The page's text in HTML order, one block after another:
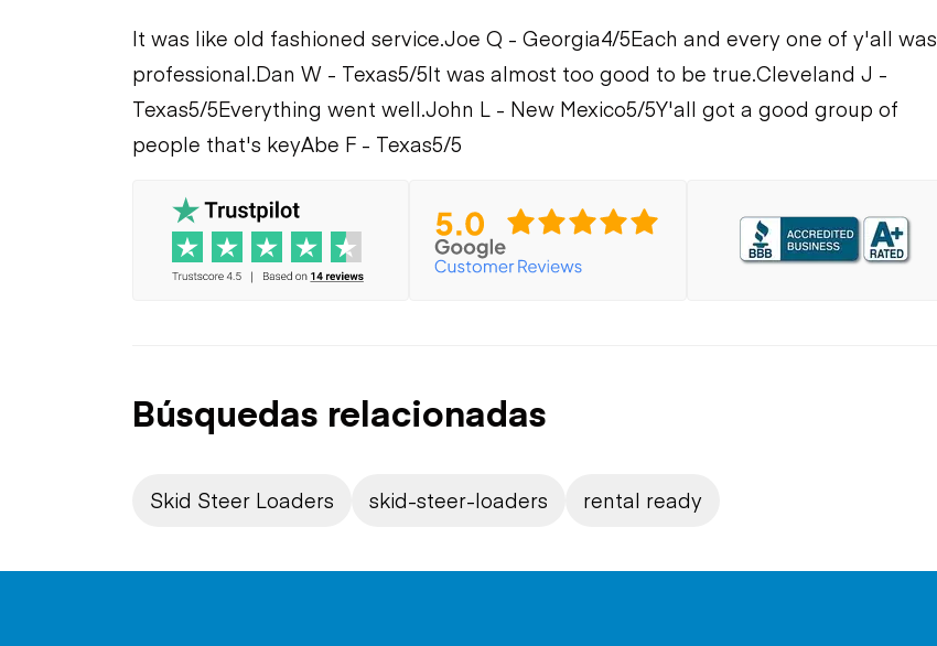
It was like old fashioned service.Joe Q - Georgia4/5Each and every one of y'all was
professional.Dan W - Texas5/5It was almost too good to be true.Cleveland J -
Texas5/5Everything went well.John L - New Mexico5/5Y'all got a good group of
people that's keyAbe F - Texas5/5
Búsquedas relacionadas
Skid Steer Loaders skid-steer-loaders rental ready